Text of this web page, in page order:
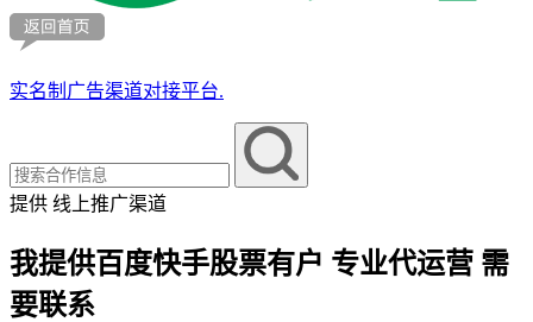
实名制广告渠道对接平台.
提供 线上推广渠道
我提供百度快手股票有户 专业代运营 需
要联系